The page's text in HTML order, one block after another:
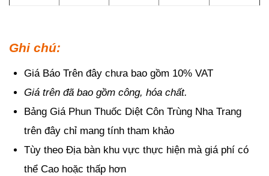
Ghi chú:
Giá Báo Trên đây chưa bao gồm 10% VAT
Giá trên đã bao gồm công, hóa chất.
Bảng Giá Phun Thuốc Diệt Côn Trùng Nha Trang
trên đây chỉ mang tính tham khảo
Tùy theo Địa bàn khu vực thực hiện mà giá phí có
thể Cao hoặc thấp hơn